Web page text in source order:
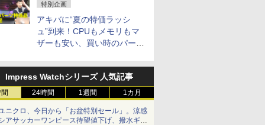
特別企画
アキバに“夏の特価ラッシ
ュ”到来！CPUもメモリもマ
ザーも安い、買い時のパーツ
Impress Watchシリーズ 人気記事
24時間 1週間 1カ月
ニクロ、今日から「お盆特別セール」。涼感
アサッカーワンピース待望値下げ、撥水ギア